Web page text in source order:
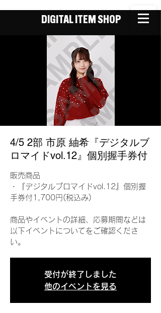
DIGITAL ITEM SHOP
4/5 2部 市原 紬希『デジタルブ
ロマイドvol.12』個別握手券付
販売商品
・『デジタルブロマイドvol.12』個別握
手券付1,700円(税込み)
商品やイベントの詳細、応募期間などは
以下イベントについてをご確認くださ
い。
受付が終了しました
他のイベントを見る